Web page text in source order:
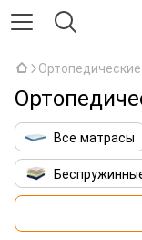
Все матрасы
Матрасы